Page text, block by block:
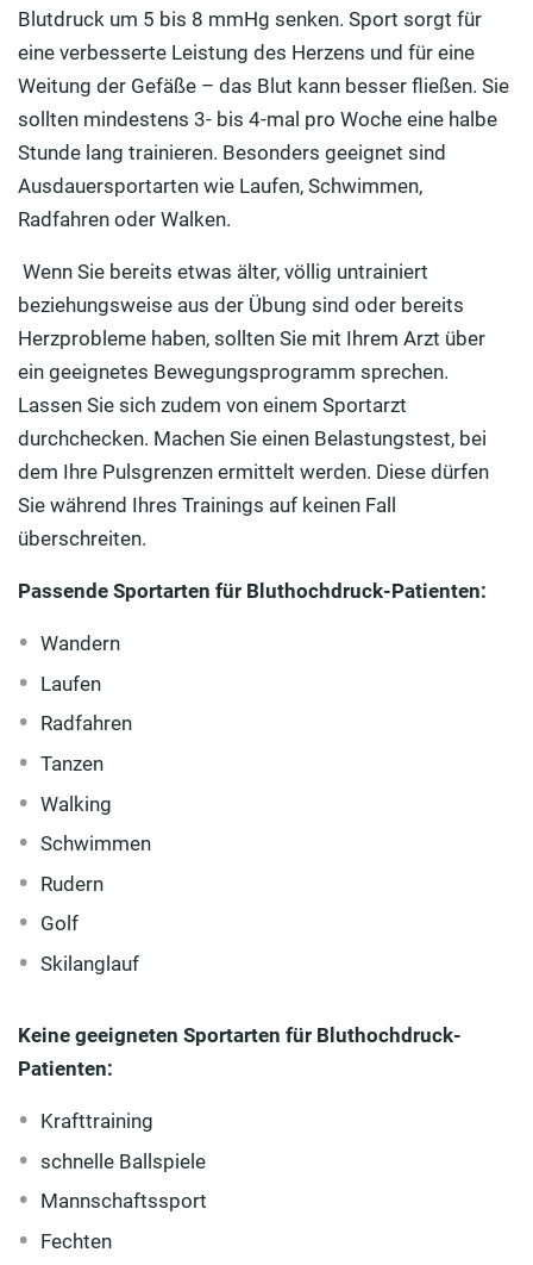
Blutdruck um 5 bis 8 mmHg senken. Sport sorgt für
eine verbesserte Leistung des Herzens und für eine
Weitung der Gefäße – das Blut kann besser fließen. Sie
sollten mindestens 3- bis 4-mal pro Woche eine halbe
Stunde lang trainieren. Besonders geeignet sind
Ausdauersportarten wie Laufen, Schwimmen,
Radfahren oder Walken.
Wenn Sie bereits etwas älter, völlig untrainiert
beziehungsweise aus der Übung sind oder bereits
Herzprobleme haben, sollten Sie mit Ihrem Arzt über
ein geeignetes Bewegungsprogramm sprechen.
Lassen Sie sich zudem von einem Sportarzt
durchchecken. Machen Sie einen Belastungstest, bei
dem Ihre Pulsgrenzen ermittelt werden. Diese dürfen
Sie während Ihres Trainings auf keinen Fall
überschreiten.
Passende Sportarten für Bluthochdruck-Patienten:
Wandern
Laufen
Radfahren
Tanzen
Walking
Schwimmen
Rudern
Golf
Skilanglauf
Keine geeigneten Sportarten für Bluthochdruck-
Patienten:
Krafttraining
schnelle Ballspiele
Mannschaftssport
Fechten